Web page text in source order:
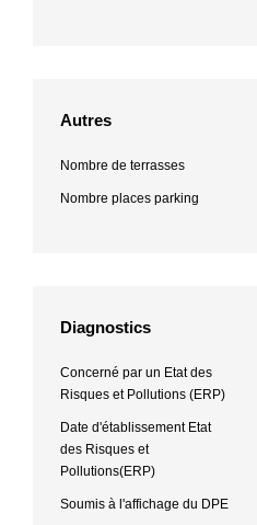
Autres
Nombre de terrasses
Nombre places parking
Diagnostics
Concerné par un Etat des
Risques et Pollutions (ERP)
Date d'établissement Etat
des Risques et
Pollutions(ERP)
Soumis à l'affichage du DPE